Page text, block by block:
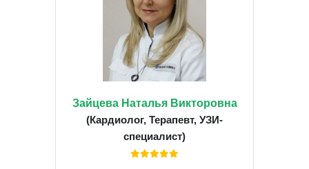
Зайцева Наталья Викторовна
(Кардиолог, Терапевт, УЗИ-
специалист)